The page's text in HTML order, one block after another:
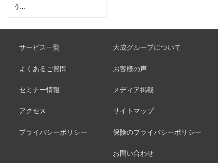
う…
サービス一覧 大成グループについて
よくあるご質問 お客様の声
セミナー情報 メディア掲載
アクセス サイトマップ
プライバシーポリシー 保険のプライバシーポリシー
お問い合わせ